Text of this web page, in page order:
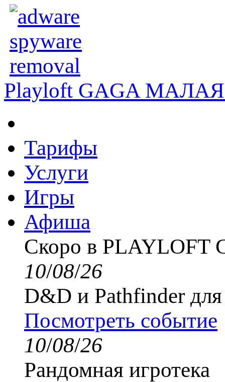
Playloft GAGA МАЛАЯ
Тарифы
Услуги
Игры
Афиша
Скоро в PLAYLOFT
10/08/26
D&D и Pathfinder
Посмотреть событие
10/08/26
Рандомная игротека